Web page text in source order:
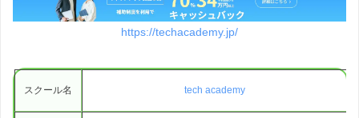
https://techacademy.jp/
スクール名 tech academy